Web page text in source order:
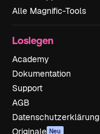
Alle Magnific-Tools
Loslegen
Academy
Dokumentation
Support
AGB
Datenschutzerklärung
Originale Neu